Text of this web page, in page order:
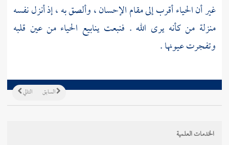
غير أن الحياء أقرب إلى مقام الإحسان ، وألصق به ، إذ أنزل نفسه
منزلة من كأنه يرى الله . فنبعت ينابيع الحياء من عين قلبه
وتفجرت عيونها .
التالي السابق
الخدمات العلمية